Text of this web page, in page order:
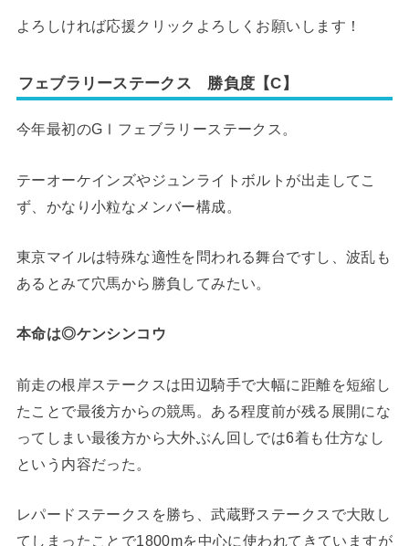
よろしければ応援クリックよろしくお願いします！
フェブラリーステークス 勝負度【C】
今年最初のGⅠフェブラリーステークス。
テーオーケインズやジュンライトボルトが出走してこ
ず、かなり小粒なメンバー構成。
東京マイルは特殊な適性を問われる舞台ですし、波乱も
あるとみて穴馬から勝負してみたい。
本命は◎ケンシンコウ
前走の根岸ステークスは田辺騎手で大幅に距離を短縮し
たことで最後方からの競馬。ある程度前が残る展開にな
ってしまい最後方から大外ぶん回しでは6着も仕方なし
という内容だった。
レパードステークスを勝ち、武蔵野ステークスで大敗し
てしまったことで1800mを中心に使われてきていますが